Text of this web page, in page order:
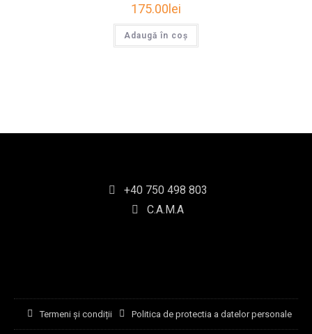
175.00 lei
Adaugă în coș
+40 750 498 803
C.A.M.A
Termeni și condiții Politica de protectia a datelor personale